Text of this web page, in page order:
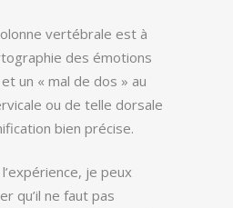
vertébrale est à
des émotions
un « mal de dos » au
ou de telle dorsale
bien précise.
je peux
qu’il ne faut pas